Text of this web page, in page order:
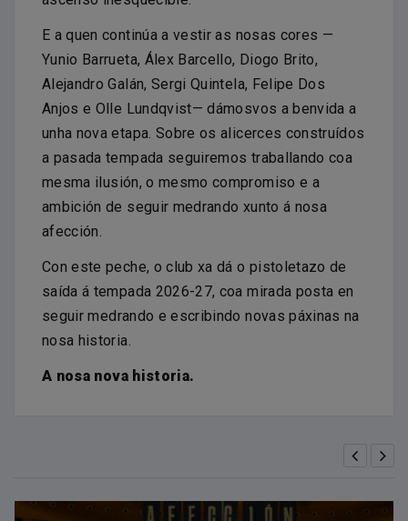
E a quen continúa a vestir as nosas cores —
Yunio Barrueta, Álex Barcello, Diogo Brito,
Alejandro Galán, Sergi Quintela, Felipe Dos
Anjos e Olle Lundqvist— dámosvos a benvida a
unha nova etapa. Sobre os alicerces construídos
a pasada tempada seguiremos traballando coa
mesma ilusión, o mesmo compromiso e a
ambición de seguir medrando xunto á nosa
afección.
Con este peche, o club xa dá o pistoletazo de
saída á tempada 2026-27, coa mirada posta en
seguir medrando e escribindo novas páxinas na
nosa historia.
A nosa nova historia.